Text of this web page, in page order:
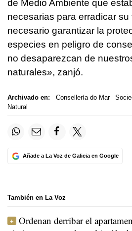
de Medio Ambiente que
necesarias para erradicar su
necesario garantizar la
especies en peligro de
no desaparezcan de
naturales», zanjó.
Archivado en: Consellería do Mar
Natural
Añade a La Voz de Galicia en Google
También en La Voz
Ordenan derribar el